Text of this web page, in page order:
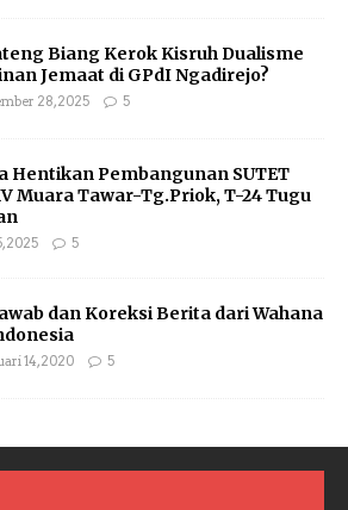
Biang Kerok Kisruh Dualisme
Jemaat di GPdI Ngadirejo?
28, 2025 5
Hentikan Pembangunan SUTET
Muara Tawar-Tg.Priok, T-24 Tugu
2025 5
dan Koreksi Berita dari Wahana
14, 2020 5